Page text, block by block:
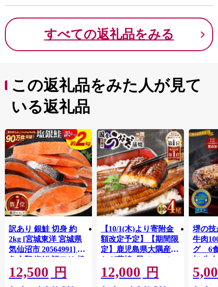
すべての返礼品をみる
この返礼品をみた人が見て
いる返礼品
訳あり 銀鮭 切身 約
2kg [宮城東洋 宮城県
気仙沼市 20564991] 鮭
魚介類 海鮮 訳アリ 規
格外 不揃い さけ サケ
鮭切身 シャケ 切り身
12,500 円
【10/1(木)より寄附金
額改定予定】【期間限
定】鹿児島県大隅産う
なぎ蒲焼4尾（400g）
12,000 円
堺の技
牛肉
グ 6
加 牛
ット 6
メ 温